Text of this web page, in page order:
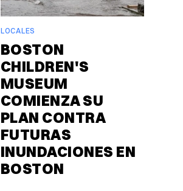
LOCALES
BOSTON
CHILDREN'S
MUSEUM
COMIENZA SU
PLAN CONTRA
FUTURAS
INUNDACIONES EN
BOSTON